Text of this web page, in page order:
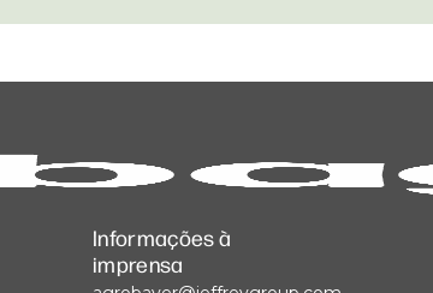
Informações à
imprensa